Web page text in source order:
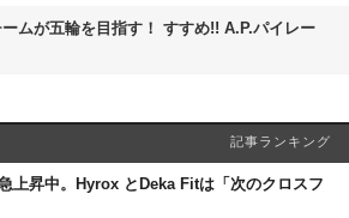
ムが五輪を目指す！ すすめ!! A.P.パイレー
記事ランキング
上昇中。Hyrox とDeka Fitは「次のクロスフ